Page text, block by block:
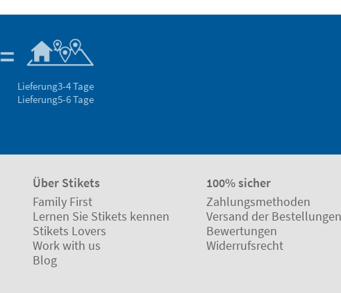
Lieferung3-4 Tage
Lieferung5-6 Tage
Über Stikets
Family First
Lernen Sie Stikets kennen
Stikets Lovers
Work with us
Blog
100% sicher
Zahlungsmethoden
Versand der Bestellungen
Bewertungen
Widerrufsrecht